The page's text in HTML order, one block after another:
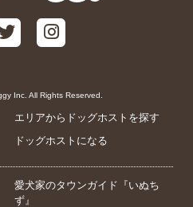
Inc. All Rights Reserved.
エリアからドッグホストを探す
ドッグホストになる
愛犬家のタウンガイド『いぬち
ず』